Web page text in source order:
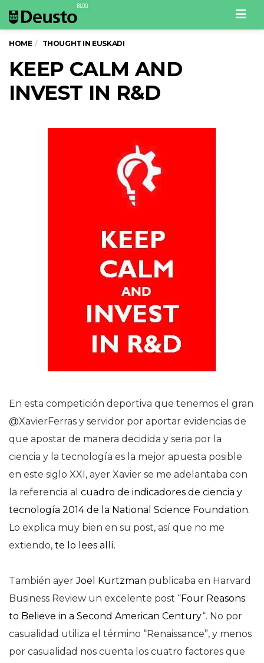
HOME THOUGHT IN EUSKADI
KEEP CALM AND
INVEST IN R&D
En esta competición deportiva que tenemos el gran
@XavierFerras y servidor por aportar evidencias de
que apostar de manera decidida y seria por la
ciencia y la tecnología es la mejor apuesta posible
en este siglo XXI, ayer Xavier se me adelantaba con
la referencia al cuadro de indicadores de ciencia y
tecnología 2014 de la National Science Foundation.
Lo explica muy bien en su post, así que no me
extiendo, te lo lees allí.
También ayerJoel Kurtzman publicaba en Harvard
Business Review un excelente post “Four Reasons
to Believe in a Second American Century“. No por
casualidad utiliza el término “Renaissance”, y menos
por casualidad nos cuenta los cuatro factores que